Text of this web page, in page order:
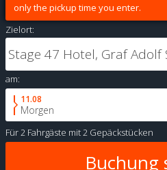
only the pickup time you enter.
Zielort:
am:
11.08
Morgen
Für2 Fahrgäste mit2 Gepäckstücken